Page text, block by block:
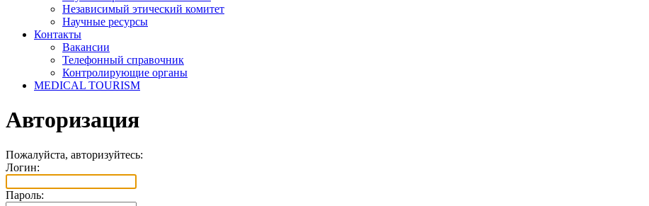
Независимый этический комитет
Научные ресурсы
Контакты
Вакансии
Телефонный справочник
Контролирующие органы
MEDICAL TOURISM
Авторизация
Пожалуйста, авторизуйтесь:
Логин:
Пароль: